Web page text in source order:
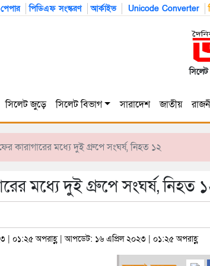
পিডিএফ সংস্করণ আর্কাইভ Unicode Converter
সিলেট জুড়ে সিলেট বিভাগ সারাদেশ জাতীয়
কারাগারের মধ্যে দুই গ্রুপে সংঘর্ষ, নিহত ১২
মধ্যে দুই গ্রুপে সংঘর্ষ, নিহত
| ০১:২৫ অপরাহ্ণ | আপডেট: ১৬ এপ্রিল ২০২৩ | ০১:২৫ অপরাহ্ণ